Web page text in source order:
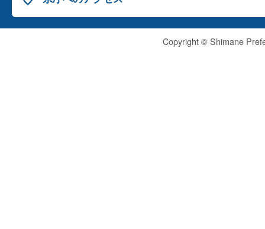
Copyright © Shimane